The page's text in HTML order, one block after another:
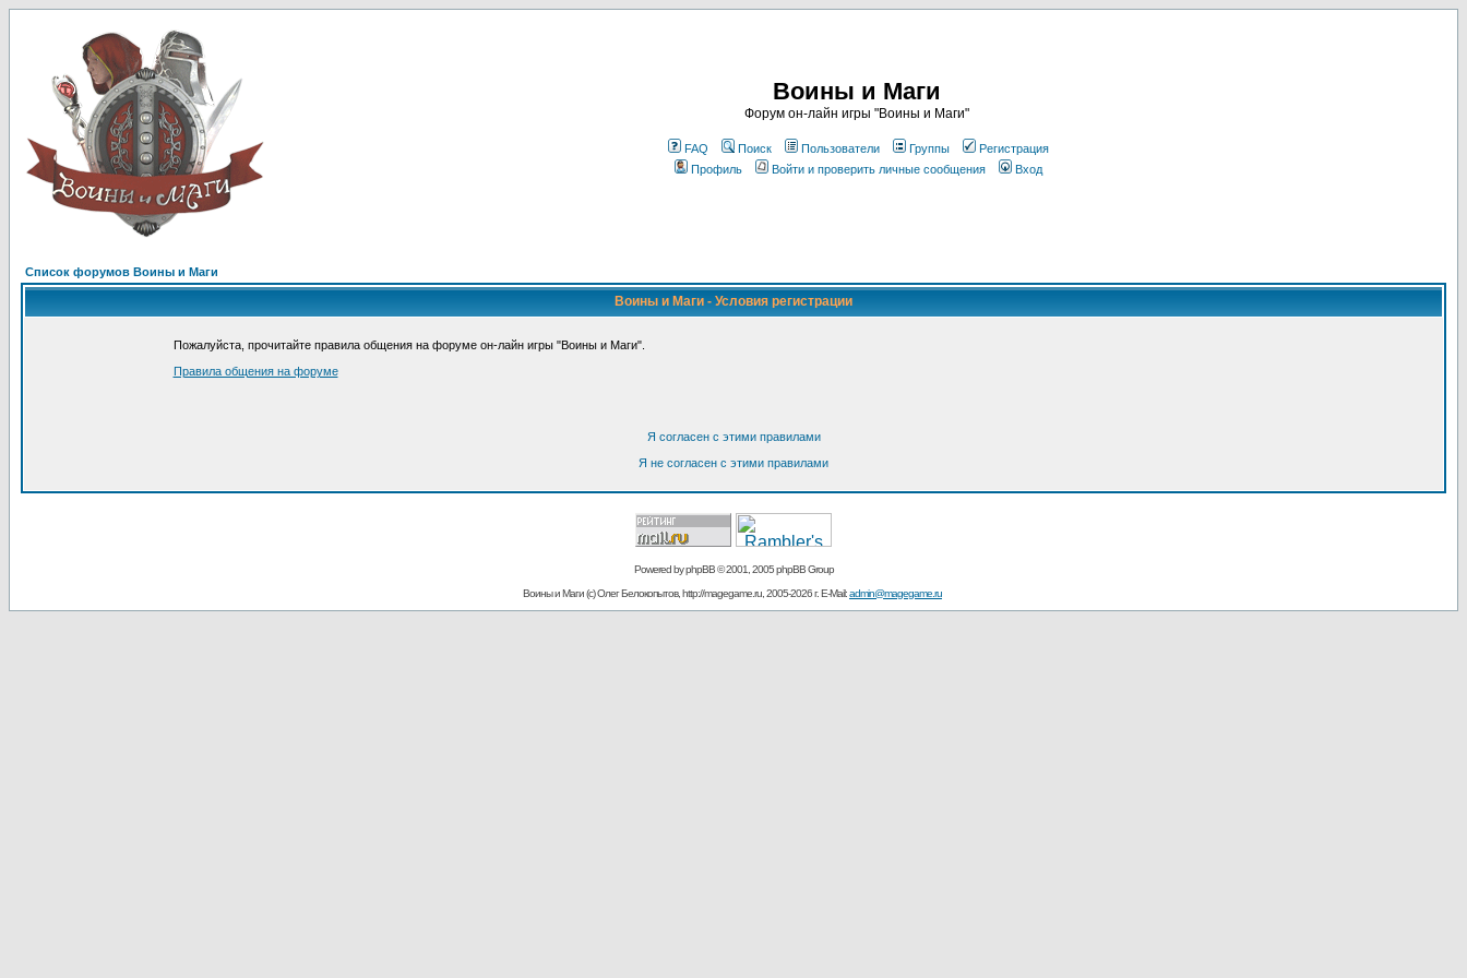
Воины и Маги
Форум он-лайн игры "Воины и Маги"
FAQ Поиск Пользователи Группы
Регистрация
Профиль
Войти и проверить личные сообщения Вход
Список форумов Воины и Маги
Воины и Маги - Условия регистрации
Пожалуйста, прочитайте правила общения на форуме он-лайн игры "Воины и Маги".
Правила общения на форуме
Я согласен с этими правилами
Я не согласен с этими правилами
Powered byphpBB© 2001, 2005 phpBB Group
Воины и Маги (c) Олег Белокопытов, http://magegame.ru, 2005-2026 г. E-Mail:admin@magegame.ru